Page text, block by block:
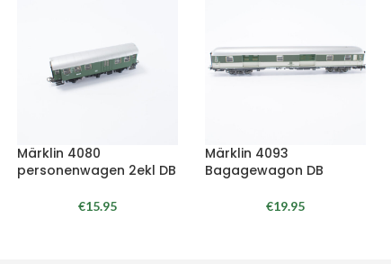
Märklin 4080
personenwagen 2ekl DB
€15.95
Märklin 4093
Bagagewagon DB
€19.95